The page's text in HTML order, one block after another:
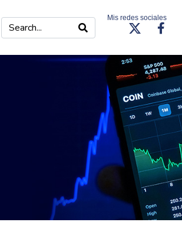
Mis redes sociales